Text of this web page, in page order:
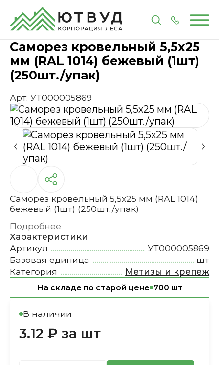
ГлавнаяКаталогМетизы и крепеж Саморез
Саморез кровельный 5,5х25
мм (RAL 1014) бежевый (1шт)
(250шт./упак)
Арт: УТ000005869
Саморез кровельный 5,5х25 мм (RAL 1014)
бежевый (1шт) (250шт./упак)
Подробнее
Характеристики
Артикул
УТ000005869
Базовая единица
шт
Категория
Метизы и крепеж
На складе по старой цене 700 шт
В наличии
3.12 ₽ за шт